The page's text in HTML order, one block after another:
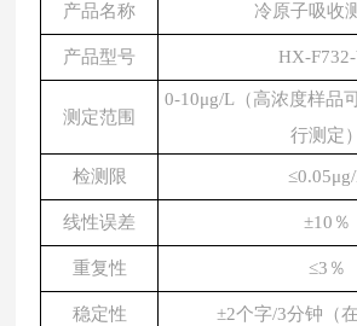
产品名称 冷原子吸收
产品型号 HX-
测定范围
0-10μg/L（高浓度样品
行测定）
检测限
线性误差 ±10％
重复性 ≤3％
稳定性 ±2个字/3分钟（